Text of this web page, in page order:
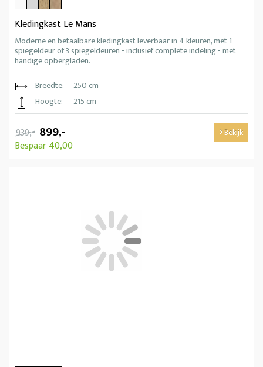
Kledingkast Le Mans
Moderne en betaalbare kledingkast leverbaar in 4 kleuren, met 1
spiegeldeur of 3 spiegeldeuren - inclusief complete indeling - met
handige opbergladen.
Breedte:
250 cm
Hoogte:
215 cm
939,- 899,-
Bespaar 40,00
Bekijk